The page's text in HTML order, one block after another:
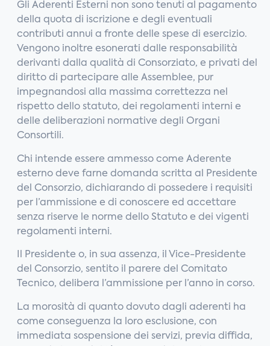
Gli Aderenti Esterni non sono tenuti al pagamento
della quota di iscrizione e degli eventuali
contributi annui a fronte delle spese di esercizio.
Vengono inoltre esonerati dalle responsabilità
derivanti dalla qualità di Consorziato, e privati del
diritto di partecipare alle Assemblee, pur
impegnandosi alla massima correttezza nel
rispetto dello statuto, dei regolamenti interni e
delle deliberazioni normative degli Organi
Consortili.
Chi intende essere ammesso come Aderente
esterno deve farne domanda scritta al Presidente
del Consorzio, dichiarando di possedere i requisiti
per l’ammissione e di conoscere ed accettare
senza riserve le norme dello Statuto e dei vigenti
regolamenti interni.
Il Presidente o, in sua assenza, il Vice-Presidente
del Consorzio, sentito il parere del Comitato
Tecnico, delibera l’ammissione per l’anno in corso.
La morosità di quanto dovuto dagli aderenti ha
come conseguenza la loro esclusione, con
immediata sospensione dei servizi, previa diffida,